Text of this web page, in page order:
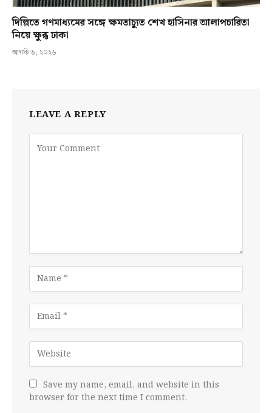
দিল্লিতে গণমাধ্যমের সঙ্গে ক্ষমতাচ্যুত শেখ হাসিনার আলাপচারিতা
নিয়ে ক্ষুব্ধ ঢাকা
আগস্ট ৬, ২০২৬
LEAVE A REPLY
Save my name, email, and website in this
browser for the next time I comment.